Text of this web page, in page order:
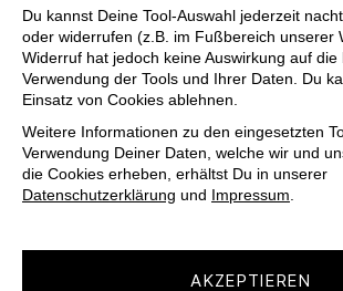
Du kannst Deine Tool-Auswahl jederzeit
oder widerrufen (z.B. im Fußbereich unserer
Widerruf hat jedoch keine Auswirkung auf die
Verwendung der Tools und Ihrer Daten. Du
Einsatz von Cookies ablehnen.
Weitere Informationen zu den eingesetzten
Verwendung Deiner Daten, welche wir und
die Cookies erheben, erhältst Du in unserer
Datenschutzerklärung und Impressum.
AKZEPTIEREN